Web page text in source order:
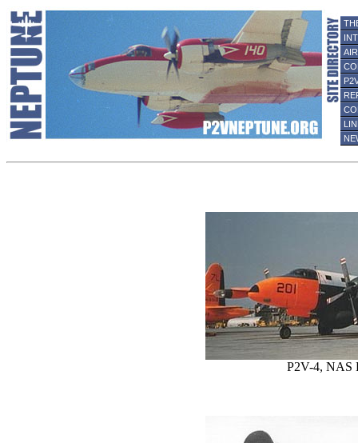
P2V-4, NAS